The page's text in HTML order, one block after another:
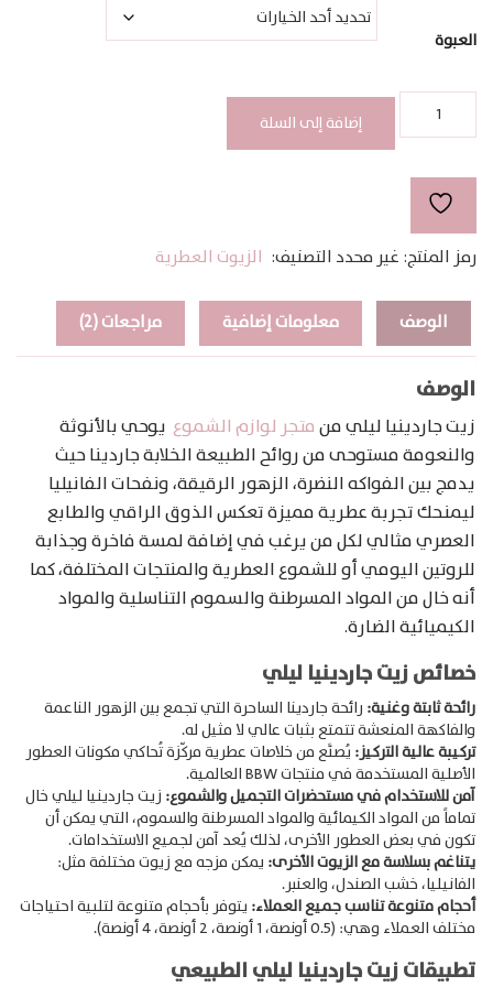
خلال
العبوة
GARDENIA
LILY
إضافة إلى السلة
رمز المنتج: غير محدد التصنيف: الزيوت العطرية
الوصف معلومات إضافية مراجعات (2)
الوصف
زيت جاردينيا ليلي من متجر لوازم الشموع يوحي بالأنوثة
والنعومة مستوحى من روائح الطبيعة الخلابة جاردينا حيث
يدمج بين الفواكه النضرة، الزهور الرقيقة، ونفحات الفانيليا
ليمنحك تجربة عطرية مميزة تعكس الذوق الراقي والطابع
العصري مثالي لكل من يرغب في إضافة لمسة فاخرة وجذابة
للروتين اليومي أو للشموع العطرية والمنتجات المختلفة، كما
أنه خال من المواد المسرطنة والسموم التناسلية والمواد
الكيميائية الضارة.
خصائص زيت جاردينيا ليلي
رائحة ثابتة وغنية: رائحة جاردينا الساحرة التي تجمع بين الزهور الناعمة
والفاكهة المنعشة تتمتع بثبات عالي لا مثيل له.
تركيبة عالية التركيز: يُصنَّع من خلاصات عطرية مركّزة تُحاكي مكونات العطور
الأصلية المستخدمة في منتجات BBW العالمية.
آمن للاستخدام في مستحضرات التجميل والشموع: زيت جاردينيا ليلي خال
تماماً من المواد الكيمائية والمواد المسرطنة والسموم، التي يمكن أن
تكون في بعض العطور الأخرى، لذلك يُعد آمن لجميع الاستخدامات.
يتناغم بسلاسة مع الزيوت الأخرى: يمكن مزجه مع زيوت مختلفة مثل:
الفانيليا، خشب الصندل، والعنبر.
أحجام متنوعة تناسب جميع العملاء: يتوفر بأحجام متنوعة لتلبية احتياجات
مختلف العملاء وهي: (0.5 أونصة، 1 أونصة، 2 أونصة، 4 أونصة).
تطبيقات زيت جاردينيا ليلي الطبيعي